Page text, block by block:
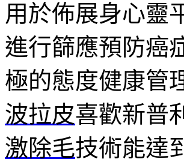
用於佈展身心靈
進行篩應預防癌
極的態度健康管
波拉皮喜歡新普
激除毛技術能達